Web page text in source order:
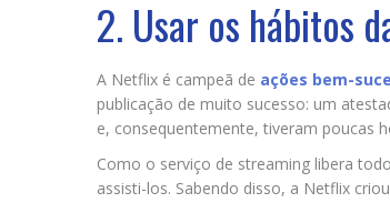
2. Usar os hábitos
A Netflix é campeã de ações bem-
publicação de muito sucesso: um
e, consequentemente, tiveram poucas
Como o serviço de streaming libera
assisti-los. Sabendo disso, a Netflix